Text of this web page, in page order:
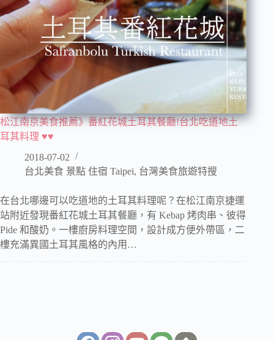
松江南京美食推薦》番紅花城土耳其餐廳!台北吃道地土
耳其料理 ♥♥
2018-07-02
台北美食 景點 住宿 Taipei, 台灣美食旅遊特搜
在台北哪邊可以吃道地的土耳其料理呢？在松江南京捷運
站附近發現番紅花城土耳其餐廳，有 Kebap 烤肉串、彼得
Pide 和酸奶。一樓廚房料理空間，設計成方便外帶區，二
樓充滿異國土耳其風格的內用…